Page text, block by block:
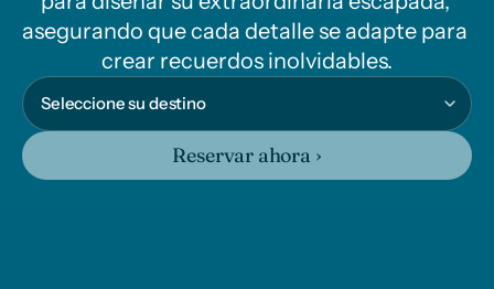
asegurando que cada detalle se adapte para
crear recuerdos inolvidables.
Reservar ahora ›